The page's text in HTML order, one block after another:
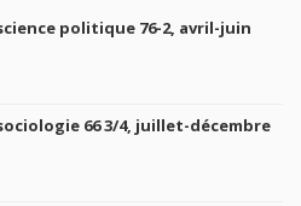
politique 76-2, avril-juin
66 3/4, juillet-décembre